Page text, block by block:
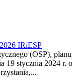
IRiESP
(OSP),
19 stycznia 2024 r.